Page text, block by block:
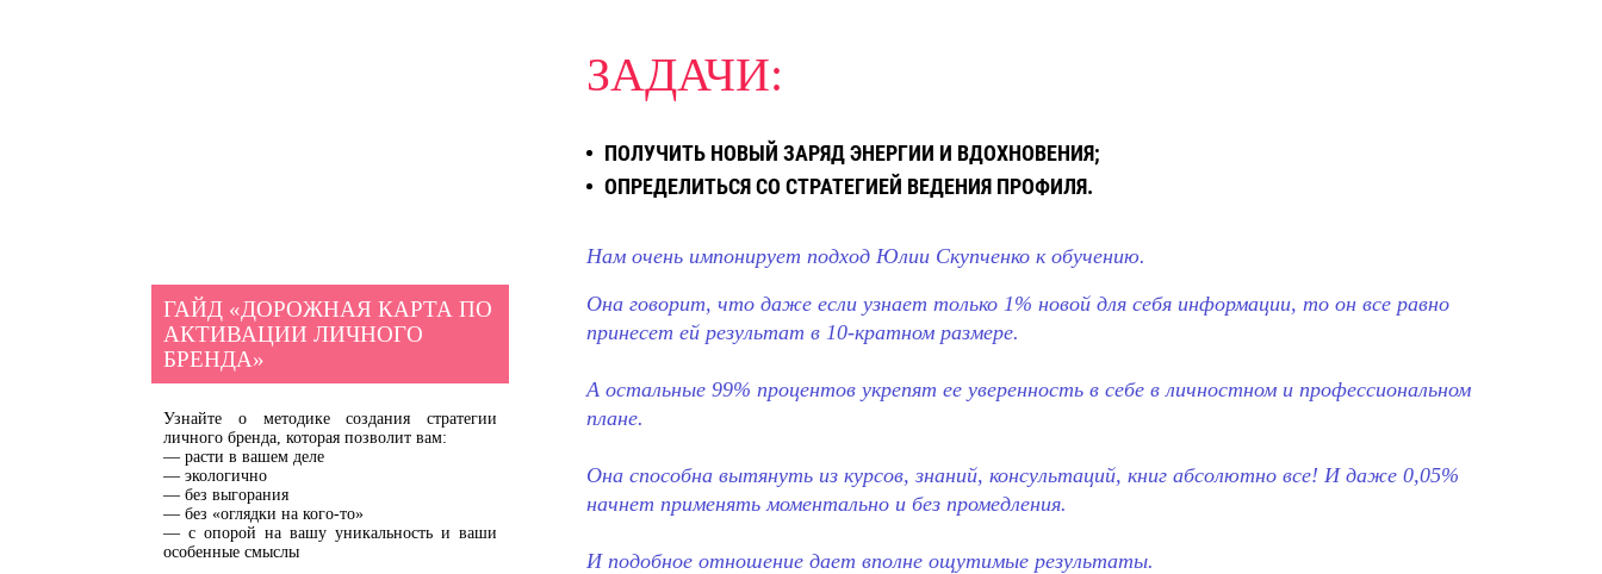
ГАЙД «ДОРОЖНАЯ КАРТА ПО
АКТИВАЦИИ ЛИЧНОГО
БРЕНДА»
Узнайте о методике создания стратегии
личного бренда, которая позволит вам:
— расти в вашем деле
— экологично
— без выгорания
— без «оглядки на кого-то»
— с опорой на вашу уникальность и ваши
особенные смыслы
ЗАДАЧИ:
ПОЛУЧИТЬ НОВЫЙ ЗАРЯД ЭНЕРГИИ И ВДОХНОВЕНИЯ;
ОПРЕДЕЛИТЬСЯ СО СТРАТЕГИЕЙ ВЕДЕНИЯ ПРОФИЛЯ.
Нам очень импонирует подход Юлии Скупченко к обучению.
Она говорит, что даже если узнает только 1% новой для себя информации, то он все равно
принесет ей результат в 10-кратном размере.
А остальные 99% процентов укрепят ее уверенность в себе в личностном и профессиональном
плане.
Она способна вытянуть из курсов, знаний, консультаций, книг абсолютно все! И даже 0,05%
начнет применять моментально и без промедления.
И подобное отношение дает вполне ощутимые результаты.